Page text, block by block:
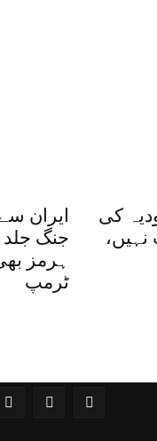
ایران
جنگ جلد
ہرمز
ٹرمپ
کی